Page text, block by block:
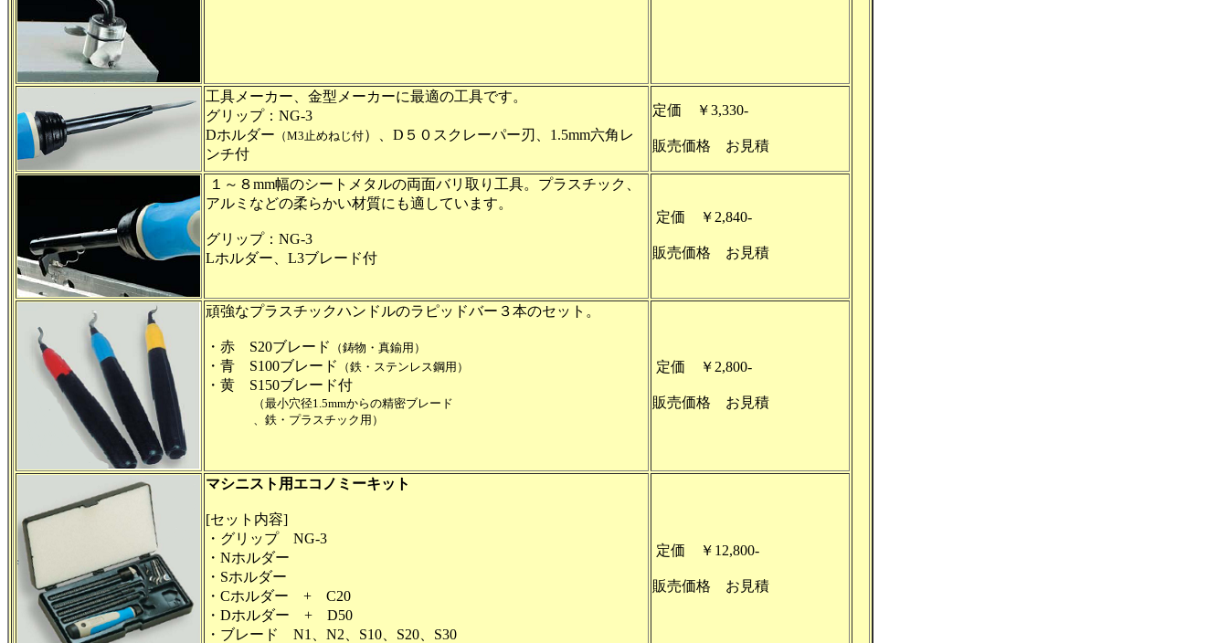
工具メーカー、金型メーカーに最適の工具です。
グリップ：NG-3
Dホルダー （M3止めねじ付）、D５０スクレーパー刃、1.5mm六角レ
ンチ付
定価 ￥3,330-
販売価格 お見積
１～８mm幅のシートメタルの両面バリ取り工具。プラスチック、
アルミなどの柔らかい材質にも適しています。
グリップ：NG-3
Lホルダー、L3ブレード付
定価 ￥2,840-
販売価格 お見積
頑強なプラスチックハンドルのラピッドバー３本のセット。
・赤 S20ブレード （鋳物・真鍮用）
・青 S100ブレード （鉄・ステンレス鋼用）
・黄 S150ブレード付
（最小穴径1.5mmからの精密ブレード
、鉄・プラスチック用）
定価 ￥2,800-
販売価格 お見積
マシニスト用エコノミーキット
[セット内容]
・グリップ NG-3
・Nホルダー
・Sホルダー
・Cホルダー + C20
・Dホルダー + D50
・ブレード N1、N2、S10、S20、S30
定価 ￥12,800-
販売価格 お見積